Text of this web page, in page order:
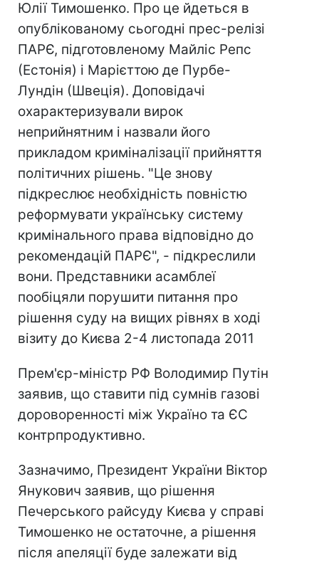
Юлії Тимошенко. Про це йдеться в
опублікованому сьогодні прес-релізі
ПАРЄ, підготовленому Майліс Репс
(Естонія) і Марієттою де Пурбе-
Лундін (Швеція). Доповідачі
охарактеризували вирок
неприйнятним і назвали його
прикладом криміналізації прийняття
політичних рішень. "Це знову
підкреслює необхідність повністю
реформувати українську систему
кримінального права відповідно до
рекомендацій ПАРЄ", - підкреслили
вони. Представники асамблеї
пообіцяли порушити питання про
рішення суду на вищих рівнях в ході
візиту до Києва 2-4 листопада 2011
Прем'єр-міністр РФ Володимир Путін
заявив, що ставити під сумнів газові
дороворенності між Україно та ЄС
контрпродуктивно.
Зазначимо, Президент України Віктор
Янукович заявив, що рішення
Печерського райсуду Києва у справі
Тимошенко не остаточне, а рішення
після апеляції буде залежати від